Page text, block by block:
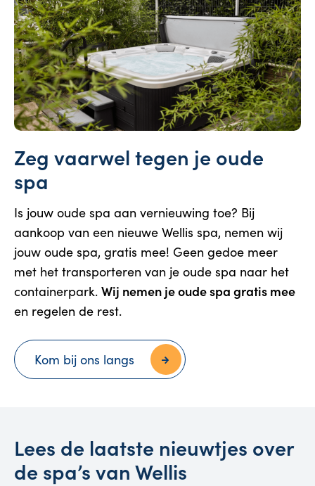
Zeg vaarwel tegen je oude
spa
Is jouw oude spa aan vernieuwing toe? Bij
aankoop van een nieuwe Wellis spa, nemen wij
jouw oude spa, gratis mee! Geen gedoe meer
met het transporteren van je oude spa naar het
containerpark. Wij nemen je oude spa gratis mee
en regelen de rest.
Kom bij ons langs
Lees de laatste nieuwtjes over
de spa’s van Wellis